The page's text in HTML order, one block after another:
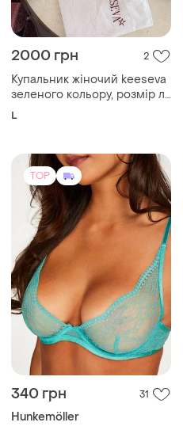
2000 грн 2
Купальник жіночий keeseva
зеленого кольору, розмір л,
в рубчик
L
TOP
340 грн 31
Hunkemöller